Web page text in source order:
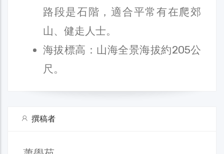
路段是石階，適合平常有在爬郊
山、健走人士。
海拔標高：山海全景海拔約205公
尺。
撰稿者